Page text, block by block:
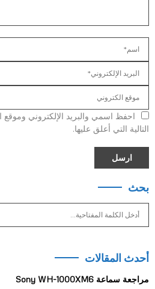
احفظ اسمي والبريد الإلكتروني
التالية التي أعلق عليها.
بحث
c
f
أحدث المقالات
مراجعة سماعة Sony WH-1000XM6